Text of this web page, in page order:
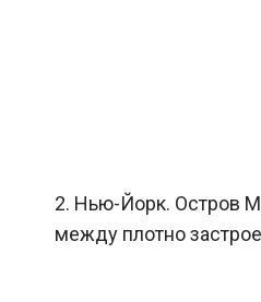
2. Нью-Йорк. Остров
между плотно